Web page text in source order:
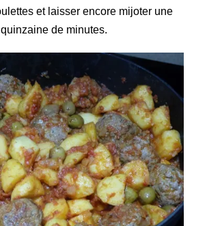
et laisser encore mijoter une
quinzaine de minutes.